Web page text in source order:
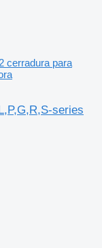
cerradura para
series